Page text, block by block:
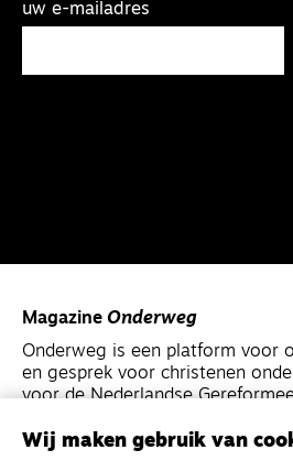
uw e-mailadres
Magazine Onderweg
Onderweg is een platform voor
en gesprek voor christenen
voor de Nederlandse
Magazine
Onderweg
Wij maken gebruik van